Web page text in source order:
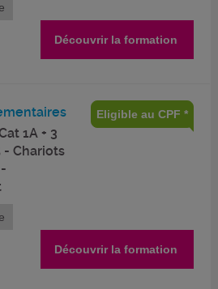
Découvrir la formation
1A + 3
- Chariots
Eligible au CPF *
Découvrir la formation